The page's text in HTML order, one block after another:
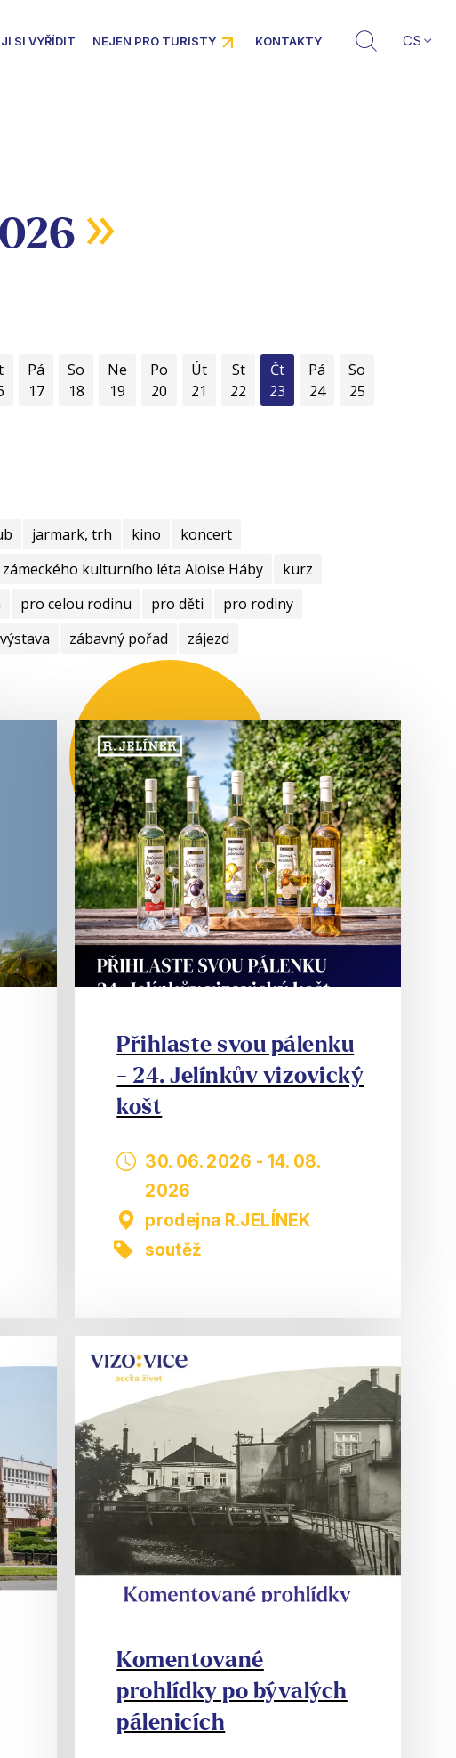
SI VYŘÍDIT NEJEN PRO TURISTY KONTAKTY CS
»
Pá
17
So
18
Ne
19
Po
20
Út
21
St
22
Čt
23
Pá
24
So
25
jarmark, trh kino
koncert
kulturního léta Aloise Háby
kurz
pro celou rodinu pro děti
pro rodiny
výstava zábavný pořad zájezd
Přihlaste svou pálenku
- 24. Jelínkův vizovický
košt
30. 06. 2026 -14. 08.
2026
prodejna R.JELÍNEK
soutěž
Komentované
prohlídky po bývalých
pálenicích